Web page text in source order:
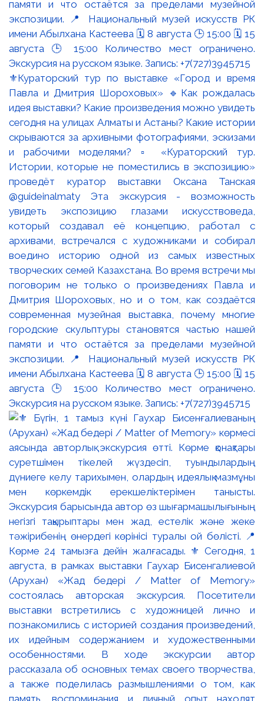
⚜️Кураторский тур по выставке «Город и время
Павла и Дмитрия Шороховых» 🔹Как рождалась
идея выставки? Какие произведения можно увидеть
сегодня на улицах Алматы и Астаны? Какие истории
скрываются за архивными фотографиями, эскизами
и рабочими моделями? ▫️ «Кураторский тур.
Истории, которые не поместились в экспозицию»
проведёт куратор выставки Оксана Танская
@guideinalmaty Эта экскурсия - возможность
увидеть экспозицию глазами искусствоведа,
который создавал её концепцию, работал с
архивами, встречался с художниками и собирал
воедино историю одной из самых известных
творческих семей Казахстана. Во время встречи мы
поговорим не только о произведениях Павла и
Дмитрия Шороховых, но и о том, как создаётся
современная музейная выставка, почему многие
городские скульптуры становятся частью нашей
памяти и что остаётся за пределами музейной
экспозиции. 📍 Национальный музей искусств РК
имени Абылхана Кастеева 🗓 8 августа 🕒 15:00 🗓 15
августа 🕒 15:00 Количество мест ограничено.
Экскурсия на русском языке. Запись: +7(727)3945715